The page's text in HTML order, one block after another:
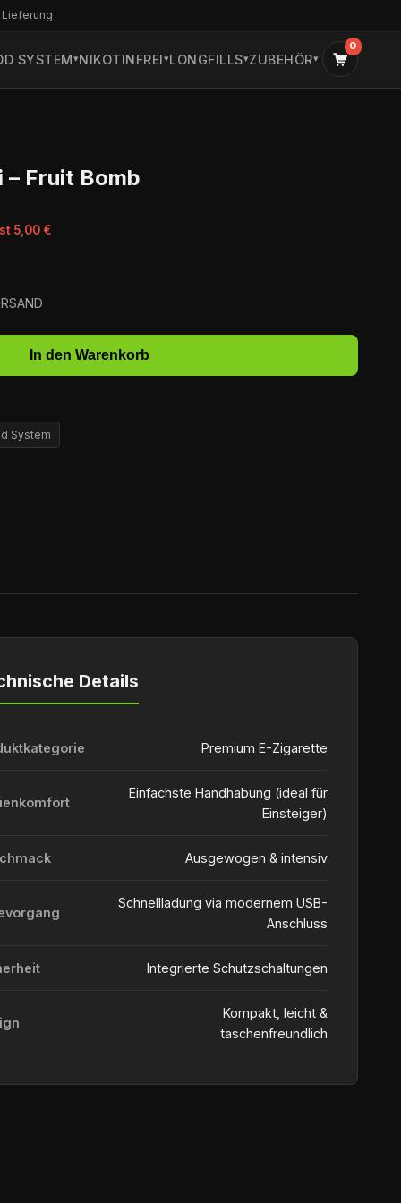
SYSTEM NIKOTINFREI LONGFILLS ZUBEHÖR
0
– Fruit Bomb
5,00 €
In den Warenkorb
System
Details
Premium E-Zigarette
Einfachste Handhabung (ideal für
Einsteiger)
Ausgewogen & intensiv
Schnellladung via modernem USB-
Anschluss
Integrierte Schutzschaltungen
Kompakt, leicht &
taschenfreundlich